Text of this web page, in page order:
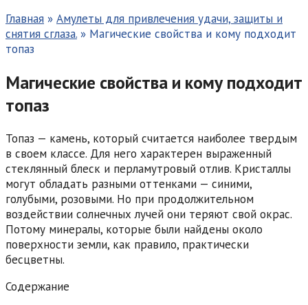
Главная » Амулеты для привлечения удачи, защиты и
снятия сглаза. » Магические свойства и кому подходит
топаз
Магические свойства и кому подходит
топаз
Топаз — камень, который считается наиболее твердым
в своем классе. Для него характерен выраженный
стеклянный блеск и перламутровый отлив. Кристаллы
могут обладать разными оттенками — синими,
голубыми, розовыми. Но при продолжительном
воздействии солнечных лучей они теряют свой окрас.
Потому минералы, которые были найдены около
поверхности земли, как правило, практически
бесцветны.
Содержание